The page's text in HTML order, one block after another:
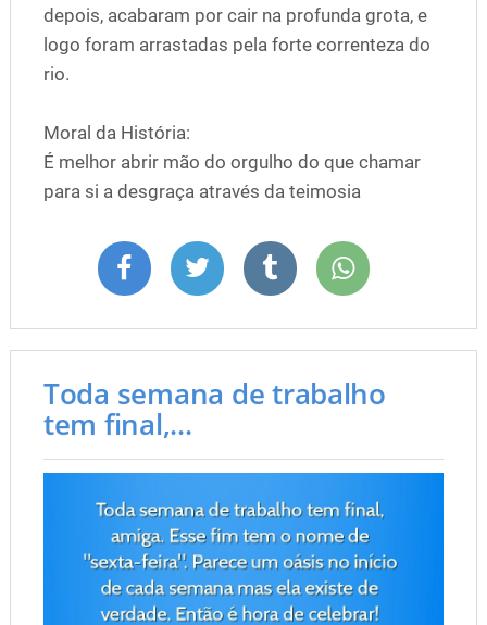
depois, acabaram por cair na profunda grota, e
logo foram arrastadas pela forte correnteza do
rio.
Moral da História:
É melhor abrir mão do orgulho do que chamar
para si a desgraça através da teimosia
Toda semana de trabalho
tem final,...